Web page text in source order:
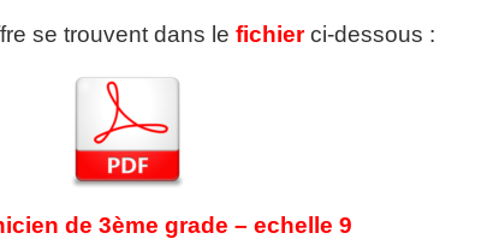
se trouvent dans le fichier ci-dessous :
de 3ème grade – echelle 9